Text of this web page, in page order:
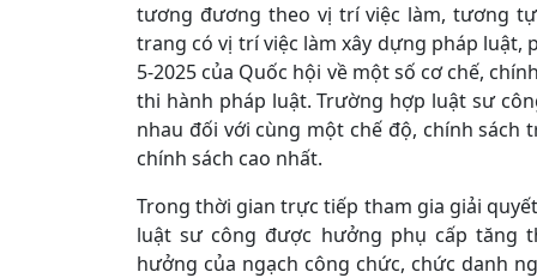
tương đương theo vị trí việc làm, tương
trang có vị trí việc làm xây dựng pháp luật,
5-2025 của Quốc hội về một số cơ chế,
thi hành pháp luật. Trường hợp luật sư
nhau đối với cùng một chế độ, chính
chính sách cao nhất.
Trong thời gian trực tiếp tham gia giải
luật sư công được hưởng phụ cấp tăng
hưởng của ngạch công chức, chức danh